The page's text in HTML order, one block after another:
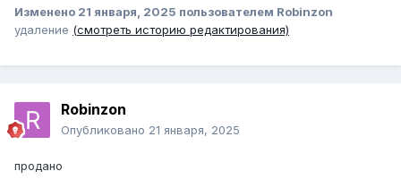
Изменено 21 января, 2025 пользователем Robinzon
удаление (смотреть историю редактирования)
Robinzon
Опубликовано 21 января, 2025
продано